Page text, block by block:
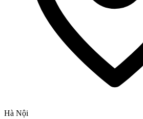
Hà Nội